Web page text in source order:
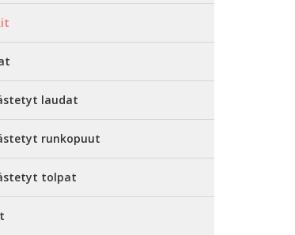
laudat
runkopuut
tolpat